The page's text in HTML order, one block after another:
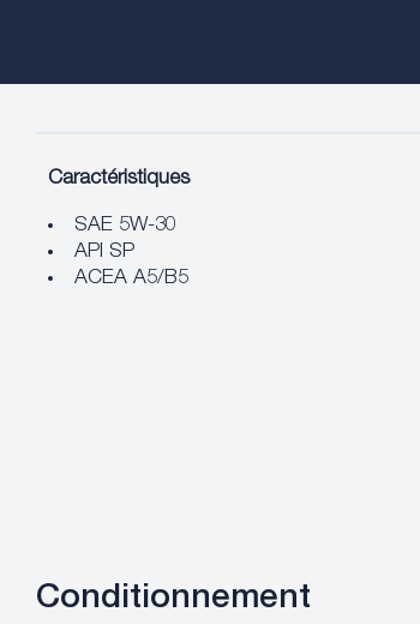
Caractéristiques
SAE 5W-30
API SP
ACEA A5/B5
Conditionnement